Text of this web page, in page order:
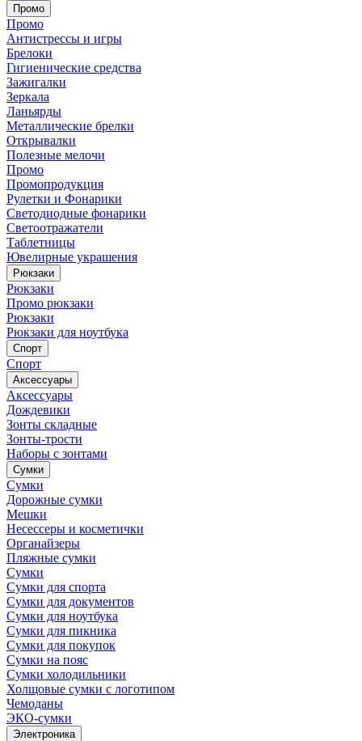
Промо
Промо
Антистрессы и игры
Брелоки
Гигиенические средства
Зажигалки
Зеркала
Ланьярды
Металлические брелки
Открывалки
Полезные мелочи
Промо
Промопродукция
Рулетки и Фонарики
Светодиодные фонарики
Светоотражатели
Таблетницы
Ювелирные украшения
Рюкзаки
Рюкзаки
Промо рюкзаки
Рюкзаки
Рюкзаки для ноутбука
Спорт
Спорт
Аксессуары
Аксессуары
Дождевики
Зонты складные
Зонты-трости
Наборы с зонтами
Сумки
Сумки
Дорожные сумки
Мешки
Несессеры и косметички
Органайзеры
Пляжные сумки
Сумки
Сумки для спорта
Сумки для документов
Сумки для ноутбука
Сумки для пикника
Сумки для покупок
Сумки на пояс
Сумки холодильники
Холщовые сумки с логотипом
Чемоданы
ЭКО-сумки
Электроника